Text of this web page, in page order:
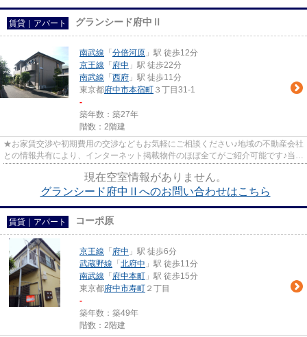
賃貸｜アパート グランシード府中Ⅱ
南武線 「 分倍河原 」駅 徒歩12分
京王線 「 府中 」駅 徒歩22分
南武線 「 西府 」駅 徒歩11分
東京都府中市本宿町 ３丁目31-1
-
築年数：築27年
階数：2階建
★お家賃交渉や初期費用の交渉などもお気軽にご相談ください♪地域の不動産会社
との情報共有により、インターネット掲載物件のほぼ全てがご紹介可能です♪当店
現在空室情報がありません。
グランシード府中Ⅱへのお問い合わせはこちら
賃貸｜アパート コーポ原
京王線 「 府中 」駅 徒歩6分
武蔵野線 「 北府中 」駅 徒歩11分
南武線 「 府中本町 」駅 徒歩15分
東京都府中市寿町 ２丁目
-
築年数：築49年
階数：2階建